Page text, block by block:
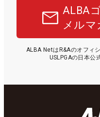
ALBA
メルマ
ALBA NetはR&Aのオフィ
USLPGAの日本公